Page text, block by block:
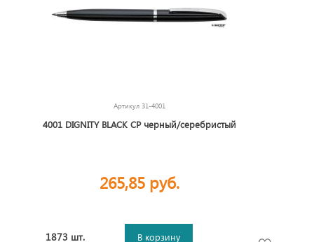
Артикул 31-4001
4001 DIGNITY BLACK CP черный/серебристый
265,85 руб.
1873 шт. В корзину